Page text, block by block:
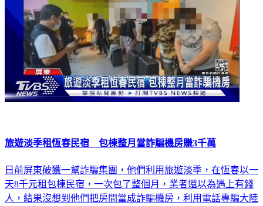
旅遊淡季租恆春民宿 包棟整月當詐騙機房賺3千萬
日前屏東破獲一幫詐騙集團，他們利用旅遊淡季，在恆春以一
天8千元租包棟民宿，一次包了整個月，業者還以為遇上有錢
人，結果沒想到他們把房間當成詐騙機房，利用電話專騙大陸